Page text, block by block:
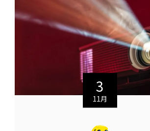
3
11月